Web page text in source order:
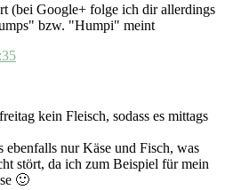
(bei Google+ folge ich dir allerdings
bzw. "Humpi" meint
kein Fleisch, sodass es mittags
ebenfalls nur Käse und Fisch, was
stört, da ich zum Beispiel für mein
🙂